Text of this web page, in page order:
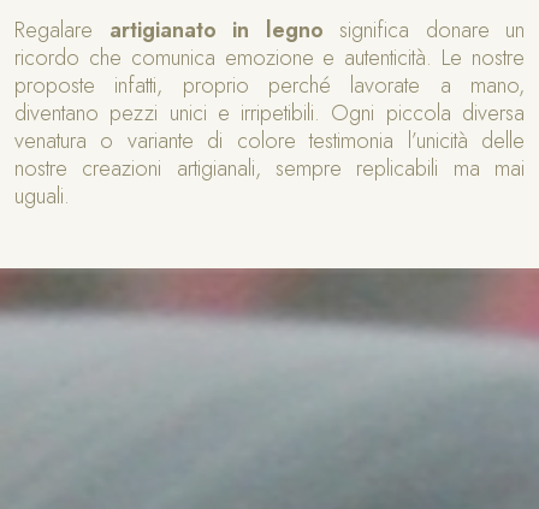
Regalare artigianato in legno significa donare un
ricordo che comunica emozione e autenticità. Le nostre
proposte infatti, proprio perché lavorate a mano,
diventano pezzi unici e irripetibili. Ogni piccola diversa
venatura o variante di colore testimonia l’unicità delle
nostre creazioni artigianali, sempre replicabili ma mai
uguali.